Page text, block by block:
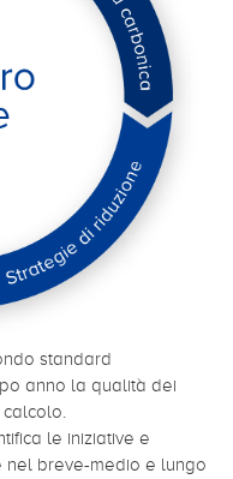
standard
anno la qualità dei
le iniziative e
nel breve-medio e lungo